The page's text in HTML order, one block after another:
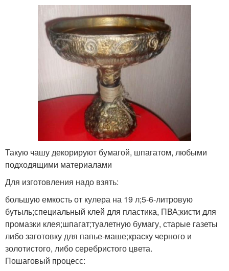
Такую чашу декорируют бумагой, шпагатом, любыми
подходящими материалами
Для изготовления надо взять:
большую емкость от кулера на 19 л;5-6-литровую
бутыль;специальный клей для пластика, ПВА;кисти для
промазки клея;шпагат;туалетную бумагу, старые газеты
либо заготовку для папье-маше;краску черного и
золотистого, либо серебристого цвета.
Пошаговый процесс: